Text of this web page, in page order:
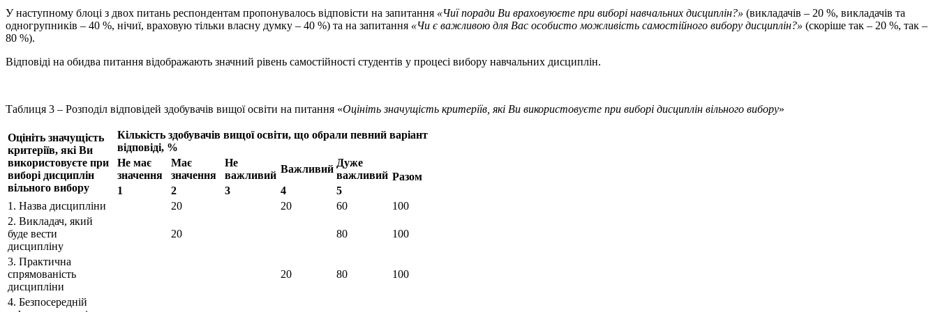
У наступному блоці з двох питань респондентам пропонувалось відповісти на запитання «Чиї поради Ви враховуюєте при виборі навчальних дисциплін?» (викладачів – 20 %, викладачів та
одногрупників – 40 %, нічиї, враховую тільки власну думку – 40 %) та на запитання «Чи є важливою для Вас особисто можливість самостійного вибору дисциплін?» (скоріше так – 20 %, так –
80 %).
Відповіді на обидва питання відображають значний рівень самостійності студентів у процесі вибору навчальних дисциплін.
Таблиця 3 – Розподіл відповідей здобувачів вищої освіти на питання «Оцініть значущість критеріїв, які Ви використовуєте при виборі дисциплін вільного вибору»
Оцініть значущість
критеріїв, які Ви
використовуєте при
виборі дисциплін
вільного вибору
Кількість здобувачів вищої освіти, що обрали певний варіант
відповіді, %
Не має
значення
Має
значення
Не
важливий
Важливий
Дуже
важливий Разом
1
2 3 4
5
1. Назва дисципліни
20 20 60
100
2. Викладач, який
буде вести
дисципліну
20 80 100
3. Практична
спрямованість
дисципліни
20 80 100
4. Безпосередній